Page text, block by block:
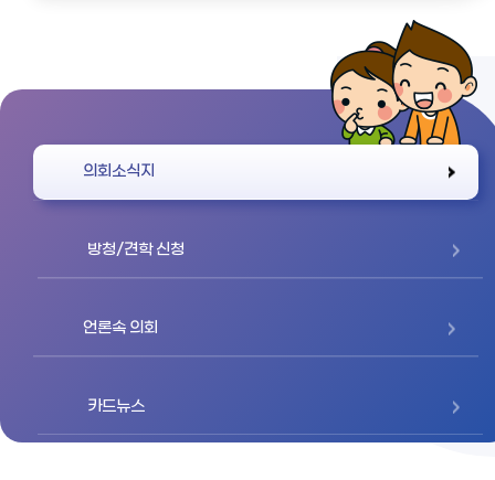
의회소식지
방청/견학 신청
언론속 의회
카드뉴스